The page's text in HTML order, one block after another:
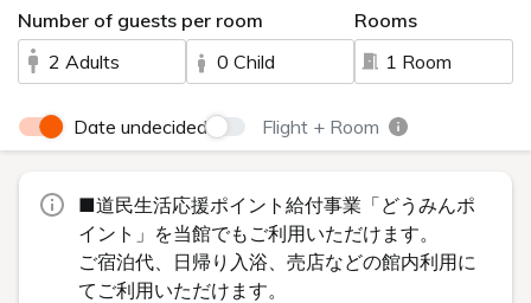
Number of guests per room
2 Adults
0 Child
Rooms
1 Room
Date undecided Flight + Room
■道民生活応援ポイント給付事業「どうみんポ
イント」を当館でもご利用いただけます。
ご宿泊代、日帰り入浴、売店などの館内利用に
てご利用いただけます。